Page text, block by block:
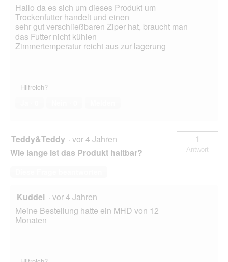
Hallo da es sich um dieses Produkt um
Trockenfutter handelt und einen
sehr gut verschließbaren Ziper hat, braucht man
das Futter nicht kühlen
Zimmertemperatur reicht aus zur lagerung
Hilfreich?
Teddy&Teddy · vor 4 Jahren
Wie lange ist das Produkt haltbar?
1
Antwort
Kuddel · vor 4 Jahren
Meine Bestellung hatte ein MHD von 12
Monaten